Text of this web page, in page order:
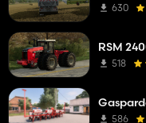
630
RSM
518
586